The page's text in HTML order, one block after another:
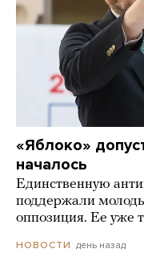
«Яблоко»
началось
Единственную
поддержали
оппозиция. Ее уже
НОВОСТИ день назад